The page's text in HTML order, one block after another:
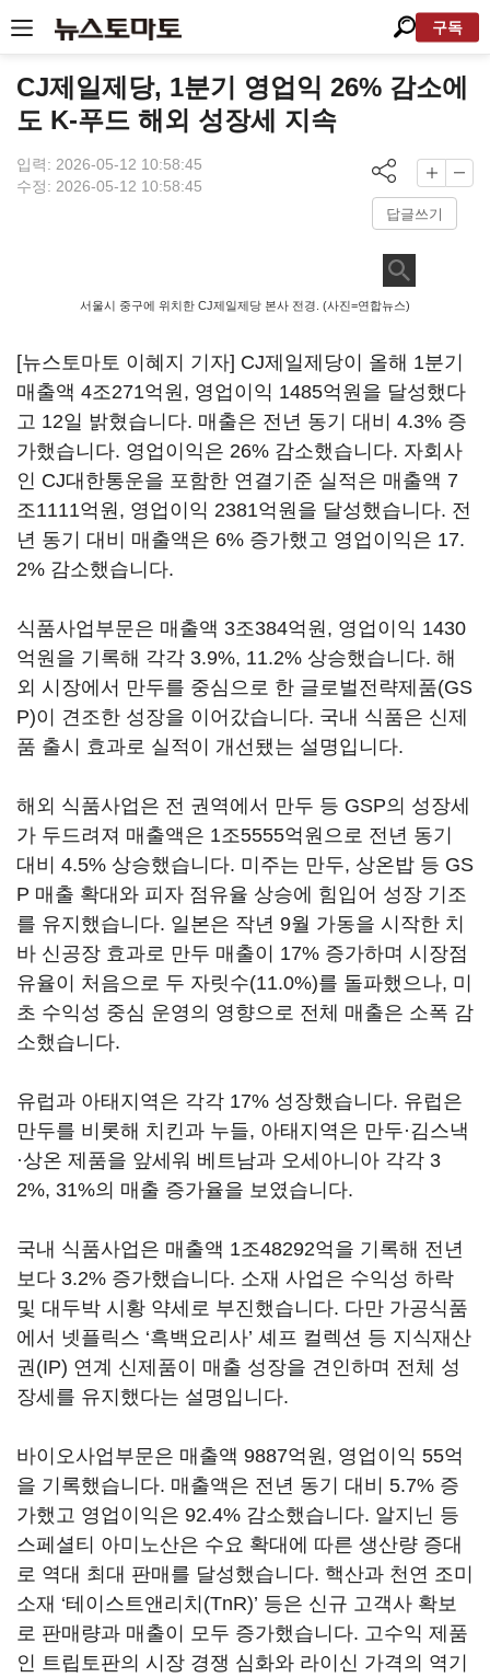
구독
CJ제일제당, 1분기 영업익 26% 감소에
도 K-푸드 해외 성장세 지속
입력: 2026-05-12 10:58:45
수정: 2026-05-12 10:58:45
답글쓰기
서울시 중구에 위치한 CJ제일제당 본사 전경. (사진=연합뉴스)
[뉴스토마토 이혜지 기자] CJ제일제당이 올해 1분기
매출액 4조271억원, 영업이익 1485억원을 달성했다
고 12일 밝혔습니다. 매출은 전년 동기 대비 4.3% 증
가했습니다. 영업이익은 26% 감소했습니다. 자회사
인 CJ대한통운을 포함한 연결기준 실적은 매출액 7
조1111억원, 영업이익 2381억원을 달성했습니다. 전
년 동기 대비 매출액은 6% 증가했고 영업이익은 17.
2% 감소했습니다.
식품사업부문은 매출액 3조384억원, 영업이익 1430
억원을 기록해 각각 3.9%, 11.2% 상승했습니다. 해
외 시장에서 만두를 중심으로 한 글로벌전략제품(GS
P)이 견조한 성장을 이어갔습니다. 국내 식품은 신제
품 출시 효과로 실적이 개선됐는 설명입니다.
해외 식품사업은 전 권역에서 만두 등 GSP의 성장세
가 두드려져 매출액은 1조5555억원으로 전년 동기
대비 4.5% 상승했습니다. 미주는 만두, 상온밥 등 GS
P 매출 확대와 피자 점유율 상승에 힘입어 성장 기조
를 유지했습니다. 일본은 작년 9월 가동을 시작한 치
바 신공장 효과로 만두 매출이 17% 증가하며 시장점
유율이 처음으로 두 자릿수(11.0%)를 돌파했으나, 미
초 수익성 중심 운영의 영향으로 전체 매출은 소폭 감
소했습니다.
유럽과 아태지역은 각각 17% 성장했습니다. 유럽은
만두를 비롯해 치킨과 누들, 아태지역은 만두·김스낵
·상온 제품을 앞세워 베트남과 오세아니아 각각 3
2%, 31%의 매출 증가율을 보였습니다.
국내 식품사업은 매출액 1조48292억을 기록해 전년
보다 3.2% 증가했습니다. 소재 사업은 수익성 하락
및 대두박 시황 약세로 부진했습니다. 다만 가공식품
에서 넷플릭스 ‘흑백요리사’ 셰프 컬렉션 등 지식재산
권(IP) 연계 신제품이 매출 성장을 견인하며 전체 성
장세를 유지했다는 설명입니다.
바이오사업부문은 매출액 9887억원, 영업이익 55억
을 기록했습니다. 매출액은 전년 동기 대비 5.7% 증
가했고 영업이익은 92.4% 감소했습니다. 알지닌 등
스페셜티 아미노산은 수요 확대에 따른 생산량 증대
로 역대 최대 판매를 달성했습니다. 핵산과 천연 조미
소재 ‘테이스트앤리치(TnR)’ 등은 신규 고객사 확보
로 판매량과 매출이 모두 증가했습니다. 고수익 제품
인 트립토판의 시장 경쟁 심화와 라이신 가격의 역기